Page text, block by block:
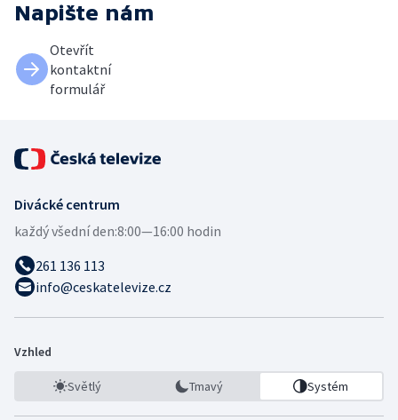
Napište nám
Otevřít
kontaktní
formulář
Divácké centrum
každý všední den:8:00—16:00 hodin
261 136 113
info@ceskatelevize.cz
Vzhled
Světlý Tmavý Systém